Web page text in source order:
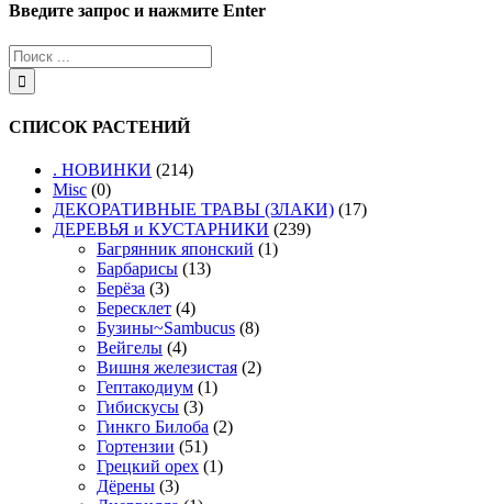
Введите запрос и нажмите Enter
СПИСОК РАСТЕНИЙ
. НОВИНКИ (214)
Misc (0)
ДЕКОРАТИВНЫЕ ТРАВЫ (ЗЛАКИ) (17)
ДЕРЕВЬЯ и КУСТАРНИКИ (239)
Багрянник японский (1)
Барбарисы (13)
Берёза (3)
Бересклет (4)
Бузины~Sambucus (8)
Вейгелы (4)
Вишня железистая (2)
Гептакодиум (1)
Гибискусы (3)
Гинкго Билоба (2)
Гортензии (51)
Грецкий орех (1)
Дёрены (3)